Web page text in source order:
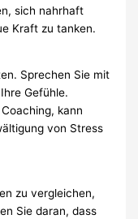
sich nahrhaft
Kraft zu tanken.
Sprechen Sie mit
Gefühle.
kann
von Stress
zu vergleichen,
Sie daran, dass